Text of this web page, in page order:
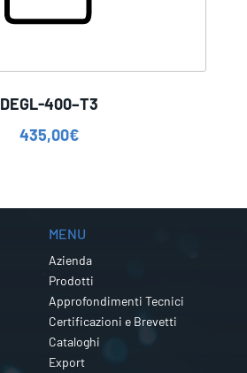
DEGL-400–T3
435,00€
MENU
Azienda
Prodotti
Approfondimenti Tecnici
Certificazioni e Brevetti
Cataloghi
Export